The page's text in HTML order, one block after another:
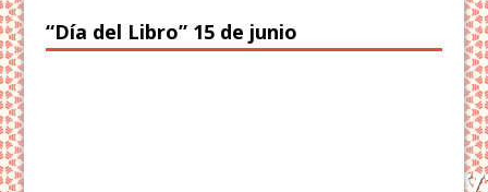
“Día del Libro” 15 de junio